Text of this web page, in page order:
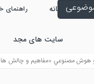
خانه راهنمای
سایت های مجد
هوش مصنوعي «مفاهيم و چالش